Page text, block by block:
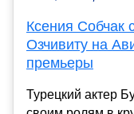
Ксения Собчак
Озчивиту на
премьеры
Турецкий актер